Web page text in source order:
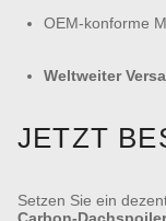
OEM-konforme
Weltweiter
JETZT
Setzen Sie ein